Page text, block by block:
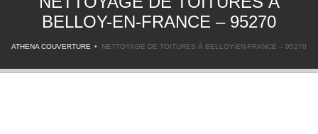
BELLOY-EN-FRANCE – 95270
ATHENA COUVERTURE NETTOYAGE DE TOITURES À BELLOY-EN-FRANCE – 95270